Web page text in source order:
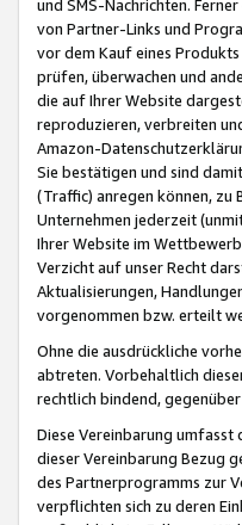
und SMS-Nachrichten.
von Partner-Links und
vor dem Kauf eines
prüfen, überwachen und
die auf Ihrer Website
reproduzieren, verbreiten
Amazon-
Sie bestätigen und sind
(Traffic) anregen können, zu
Unternehmen jederzeit
Ihrer Website im
Verzicht auf unser Recht
Aktualisierungen,
vorgenommen bzw. erteilt
Ohne die ausdrückliche
abtreten. Vorbehaltlich
rechtlich bindend,
Diese Vereinbarung umfasst
dieser Vereinbarung Bezug
des Partnerprogramms zur
verpflichten sich zu deren